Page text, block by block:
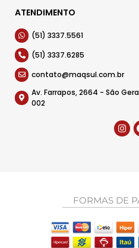
ATENDIMENTO
(51) 3337.5561
(51) 3337.6285
contato@maqsul.com.br
Av. Farrapos, 2664 - São
002
FORMAS DE